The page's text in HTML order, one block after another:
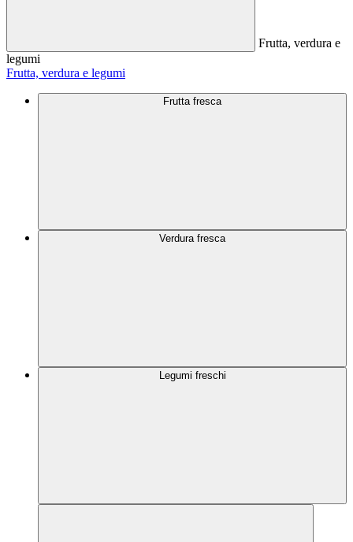
Frutta, verdura e
legumi
Frutta, verdura e legumi
Frutta fresca
Verdura fresca
Legumi freschi